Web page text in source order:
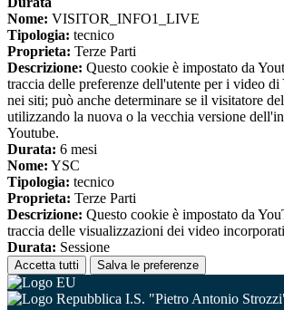
Nome: VISITOR_INFO1_LIVE
Tipologia: tecnico
Proprieta: Terze Parti
Descrizione: Questo cookie è impostato da
traccia delle preferenze dell'utente per i video
nei siti; può anche determinare se il visitatore
utilizzando la nuova o la vecchia versione
Youtube.
Durata: 6 mesi
Nome: YSC
Tipologia: tecnico
Proprieta: Terze Parti
Descrizione: Questo cookie è impostato da
traccia delle visualizzazioni dei video
Durata: Sessione
Accetta tutti Salva le preferenze
I.S. "Pietro Antonio